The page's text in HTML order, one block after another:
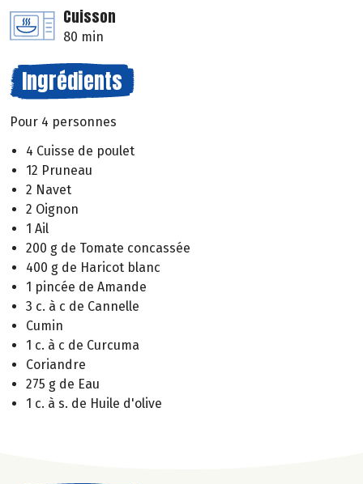
Cuisson
80 min
Ingrédients
Pour 4 personnes
4 Cuisse de poulet
12 Pruneau
2 Navet
2 Oignon
1 Ail
200 g de Tomate concassée
400 g de Haricot blanc
1 pincée de Amande
3 c. à c de Cannelle
Cumin
1 c. à c de Curcuma
Coriandre
275 g de Eau
1 c. à s. de Huile d'olive